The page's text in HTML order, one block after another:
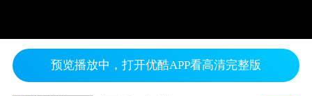
预览播放中，打开优酷APP看高清完整版